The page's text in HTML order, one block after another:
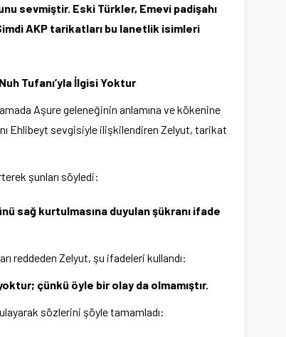
sevmiştir. Eski Türkler, Emevi padişahı
AKP tarikatları bu lanetlik isimleri
Tufanı’yla İlgisi Yoktur
Aşure geleneğinin anlamına ve kökenine
Ehlibeyt sevgisiyle ilişkilendiren Zelyut, tarikat
şunları söyledi:
sağ kurtulmasına duyulan şükranı ifade
reddeden Zelyut, şu ifadeleri kullandı:
çünkü öyle bir olay da olmamıştır.
sözlerini şöyle tamamladı: